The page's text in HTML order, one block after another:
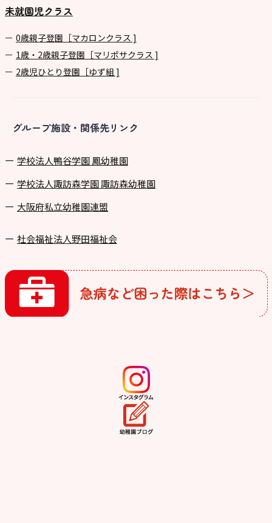
未就園児クラス
0歳親子登園［マカロンクラス ]
1歳・2歳親子登園［マリポサクラス ]
2歳児ひとり登園［ゆず組 ]
グループ施設・関係先リンク
学校法⼈鴨⾕学園 鳳幼稚園
学校法⼈諏訪森学園 諏訪森幼稚園
⼤阪府私⽴幼稚園連盟
社会福祉法人野田福祉会